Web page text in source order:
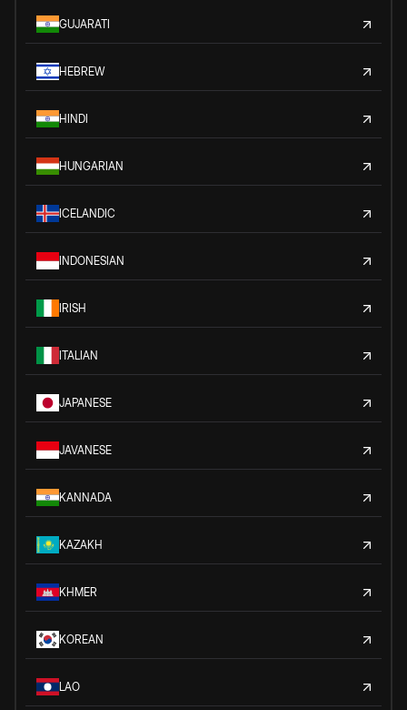
GUJARATI
HEBREW
HINDI
HUNGARIAN
ICELANDIC
INDONESIAN
IRISH
ITALIAN
JAPANESE
JAVANESE
KANNADA
KAZAKH
KHMER
KOREAN
LAO